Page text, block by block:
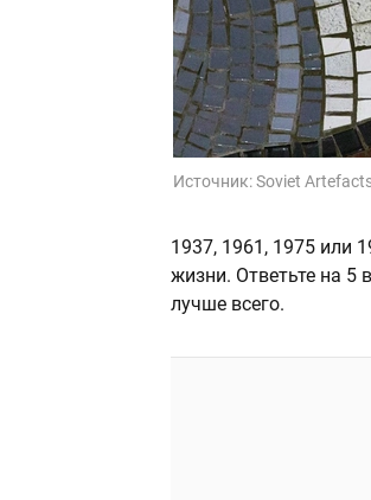
Источник:Soviet
1937, 1961, 1975 или
жизни. Ответьте на
лучше всего.